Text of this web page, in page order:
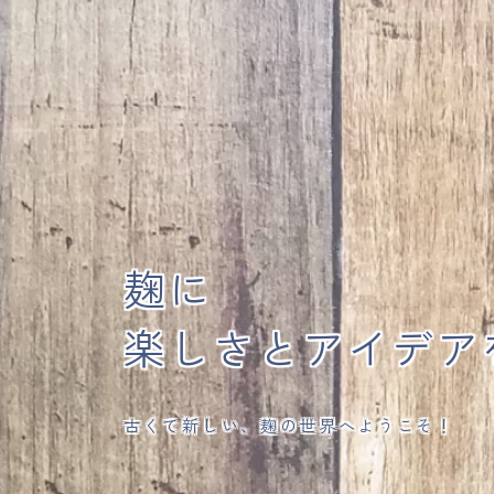
麹に
楽しさとアイデア
古くて新しい、麹の世界へようこそ！